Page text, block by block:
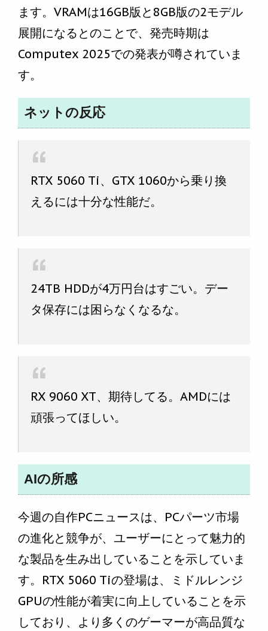
ます。VRAMは16GB版と8GB版の2モデル
展開になるとのことで、発売時期は
Computex 2025での発表が噂されていま
す。
ネットの反応
RTX 5060 Ti、GTX 1060から乗り換
えるには十分な性能だ。
24TB HDDが4万円台はすごい。デー
タ保存には困らなくなるな。
RX 9060 XT、期待してる。AMDには
頑張ってほしい。
AIの所感
今週の自作PCニュースは、PCパーツ市場
の進化と競争が、ユーザーにとって魅力的
な製品を生み出していることを示していま
す。RTX 5060 Tiの登場は、ミドルレンジ
GPUの性能が着実に向上していることを示
しており、より多くのゲーマーが高品質な